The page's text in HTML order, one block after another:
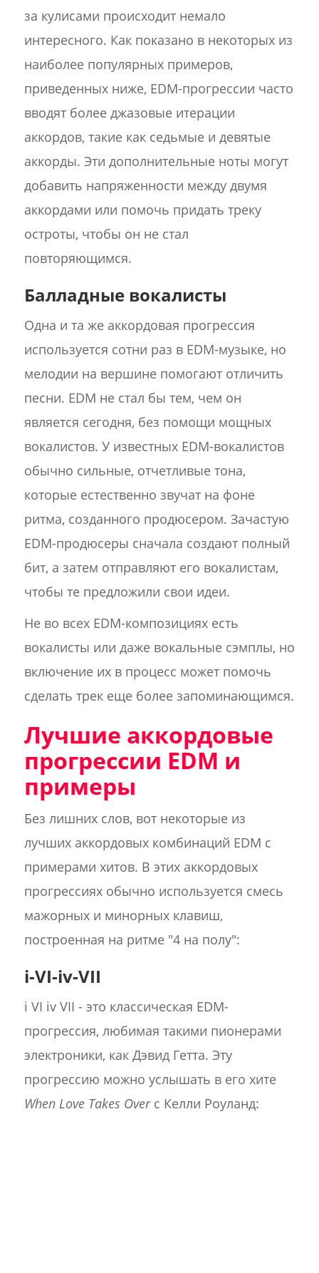
за кулисами происходит немало
интересного. Как показано в некоторых из
наиболее популярных примеров,
приведенных ниже, EDM-прогрессии часто
вводят более джазовые итерации
аккордов, такие как седьмые и девятые
аккорды. Эти дополнительные ноты могут
добавить напряженности между двумя
аккордами или помочь придать треку
остроты, чтобы он не стал
повторяющимся.
Балладные вокалисты
Одна и та же аккордовая прогрессия
используется сотни раз в EDM-музыке, но
мелодии на вершине помогают отличить
песни. EDM не стал бы тем, чем он
является сегодня, без помощи мощных
вокалистов. У известных EDM-вокалистов
обычно сильные, отчетливые тона,
которые естественно звучат на фоне
ритма, созданного продюсером. Зачастую
EDM-продюсеры сначала создают полный
бит, а затем отправляют его вокалистам,
чтобы те предложили свои идеи.
Не во всех EDM-композициях есть
вокалисты или даже вокальные сэмплы, но
включение их в процесс может помочь
сделать трек еще более запоминающимся.
Лучшие аккордовые
прогрессии EDM и
примеры
Без лишних слов, вот некоторые из
лучших аккордовых комбинаций EDM с
примерами хитов. В этих аккордовых
прогрессиях обычно используется смесь
мажорных и минорных клавиш,
построенная на ритме "4 на полу":
i-VI-iv-VII
i VI iv VII - это классическая EDM-
прогрессия, любимая такими пионерами
электроники, как Дэвид Гетта. Эту
прогрессию можно услышать в его хите
When Love Takes Overс Келли Роуланд: